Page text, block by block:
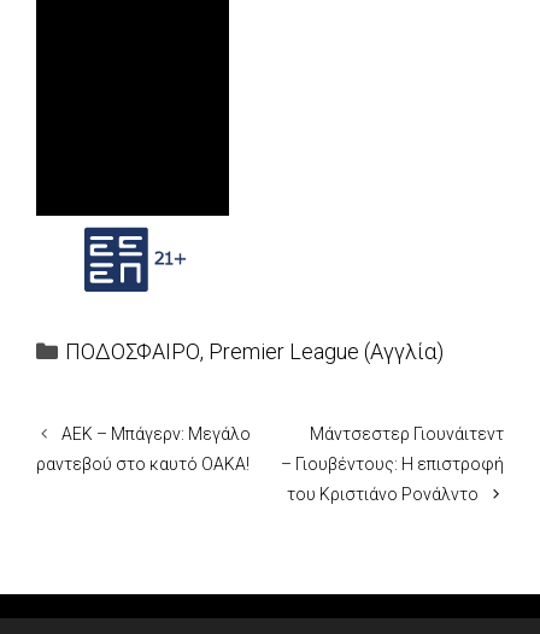
Categories
ΠΟΔΟΣΦΑΙΡΟ, Premier League (Αγγλία)
ΑΕΚ – Μπάγερν: Μεγάλο
ραντεβού στο καυτό ΟΑΚΑ!
Μάντσεστερ Γιουνάιτεντ
– Γιουβέντους: Η επιστροφή
του Κριστιάνο Ρονάλντο